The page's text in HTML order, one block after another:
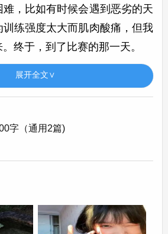
，比如有时候会遇到恶劣的天
练强度太大而肌肉酸痛，但我
终于，到了比赛的那一天。
地站在起跑线上。随着哨声响
起冲了出去。这一次，我没有
那一刻，我心中充满了喜悦和自
这次经历，我学会了坚持。这种
展开全文∨
字（通用2篇)